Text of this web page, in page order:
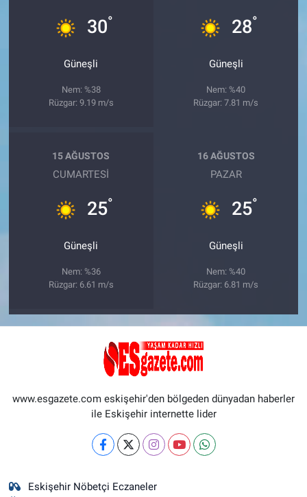
30°
Güneşli
Nem: %38
Rüzgar: 9.19 m/s
28°
Güneşli
Nem: %40
Rüzgar: 7.81 m/s
15 AĞUSTOS
CUMARTESI
25°
Güneşli
Nem: %36
Rüzgar: 6.61 m/s
16 AĞUSTOS
PAZAR
25°
Güneşli
Nem: %40
Rüzgar: 6.81 m/s
www.esgazete.com eskişehir'den bölgeden dünyadan haberler
ile Eskişehir internette lider
Eskişehir Nöbetçi Eczaneler